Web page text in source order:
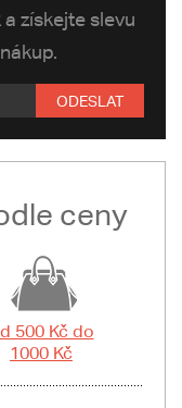
získejte slevu
ODESLAT
ceny
500 Kč do
1000 Kč